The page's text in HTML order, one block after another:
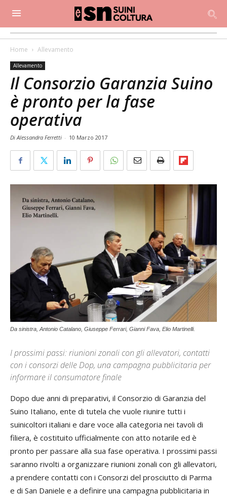
Home Allevamento
Allevamento
Il Consorzio Garanzia Suino
è pronto per la fase
operativa
Di Alessandra Ferretti - 10 Marzo 2017
Da sinistra, Antonio Catalano, Giuseppe Ferrari, Gianni Fava, Elio Martinelli.
I prossimi passi: riunioni zonali con gli allevatori, contatti
con i consorzi delle Dop, una campagna pubblicitaria per
informare il consumatore finale
Dopo due anni di preparativi, il Consorzio di Garanzia del
Suino Italiano, ente di tutela che vuole riunire tutti i
suinicoltori italiani e dare voce alla categoria nei tavoli di
filiera, è costituito ufficialmente con atto notarile ed è
pronto per passare alla sua fase operativa. I prossimi passi
saranno rivolti a organizzare riunioni zonali con gli allevatori,
a prendere contatti con i Consorzi del prosciutto di Parma
e di San Daniele e a definire una campagna pubblicitaria in